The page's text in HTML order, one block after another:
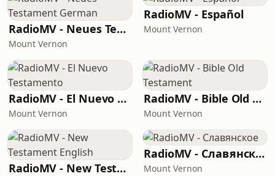
RadioMV - Neues Testament German
Mount Vernon
RadioMV - Español
Mount Vernon
RadioMV - El Nuevo Testamento
Mount Vernon
RadioMV - Bible Old Testament
Mount Vernon
RadioMV - New Testament English
RadioMV - Славянское
Mount Vernon